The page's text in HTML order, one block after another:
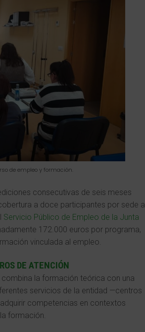
de empleo y formación.
consecutivas de seis meses
a doce participantes por sede a
Servicio Público de Empleo de la Junta
172.000 euros por programa,
vinculada al empleo.
DE ATENCIÓN
la formación teórica con una
servicios de la entidad —centros
competencias en contextos
formación.